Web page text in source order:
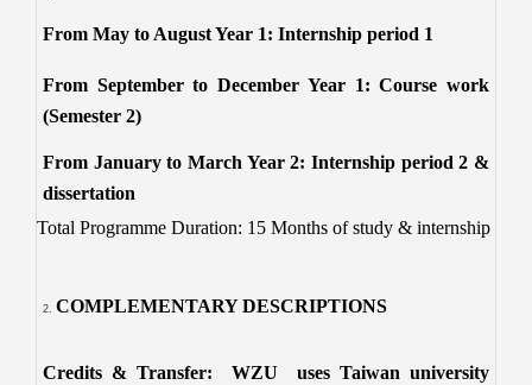
From May to August Year 1: Internship period 1
From September to December Year 1: Course work
(Semester 2)
From January to March Year 2: Internship period 2 &
dissertation
Total Programme Duration: 15 Months of study & internship
COMPLEMENTARY DESCRIPTIONS
Credits & Transfer: WZU uses Taiwan university